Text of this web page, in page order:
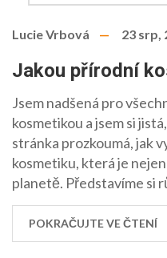
Lucie Vrbová 23 srp,
Jakou přírodní
Jsem nadšená pro
kosmetikou a jsem si
stránka prozkoumá, jak
kosmetiku, která je
planetě. Představíme si
vyznačují kvalitou a
to, jak při výběru
našim individuálním
POKRAČUJTE VE ČTENÍ